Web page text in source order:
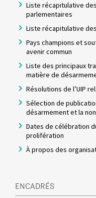
Liste récapitulative
parlementaires
Liste récapitulative
Pays champions et
avenir commun
Liste des principaux
matière de
Résolutions de l’UIP
Sélection de
désarmement et la
Dates de célébration
prolifération
À propos des
ENCADRÉS